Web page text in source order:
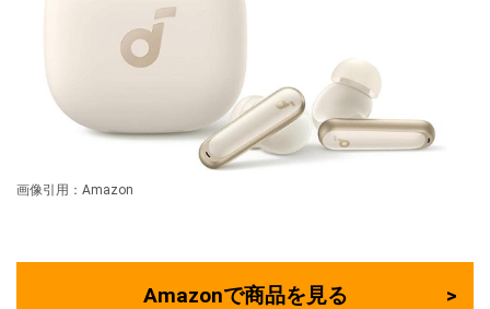
画像引用：Amazon
Amazonで商品を見る